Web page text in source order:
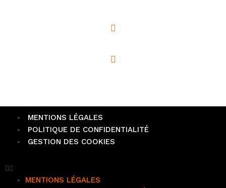
MENTIONS LÉGALES
POLITIQUE DE CONFIDENTIALITÉ
GESTION DES COOKIES
MENTIONS LÉGALES